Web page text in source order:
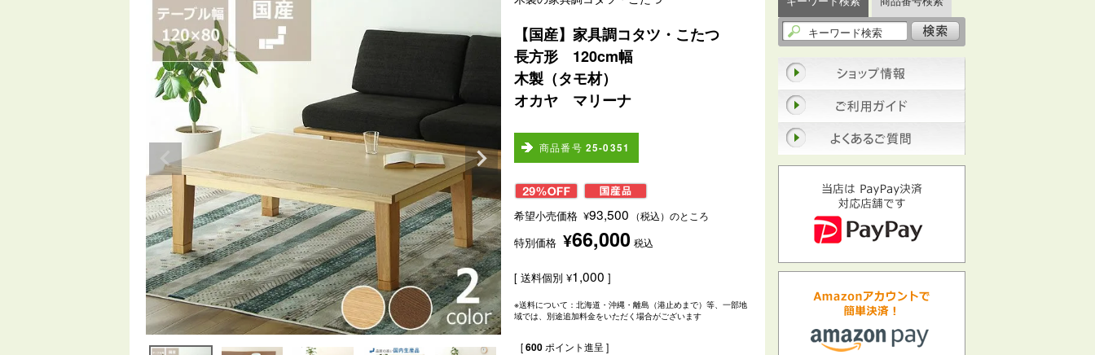
【国産】家具調コタツ・こたつ
長方形 120cm幅
木製（タモ材）
オカヤ マリーナ
商品番号 25-0351
希望小売価格 ¥93,500 （税込）のところ
特別価格 ¥66,000 税込
送料個別 ¥1,000
※送料について：北海道・沖縄・離島（港止めまで）等、一部地
域では、別途追加料金をいただく場合がございます
[600 ポイント進呈 ]